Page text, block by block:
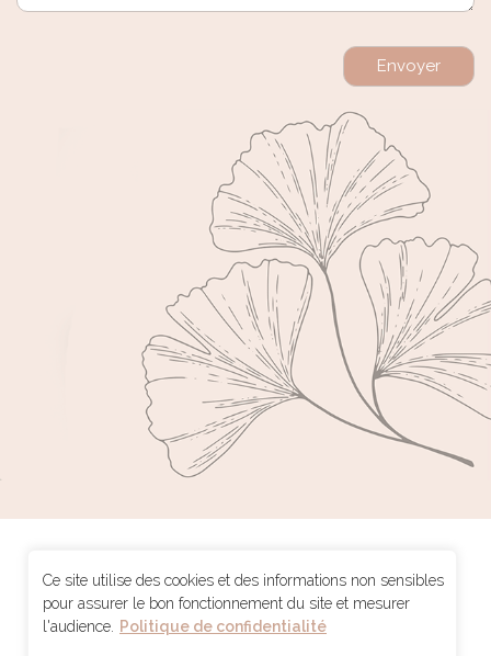
Ce site utilise des cookies et des informations non sensibles
pour assurer le bon fonctionnement du site et mesurer
l'audience.
Politique de confidentialité
Envoyer
IFM Massage Marseille
Le mieux être par le Massage
32 rue Espérandieu - 13 001 Marseille - Tél. 06 22 15 68 33